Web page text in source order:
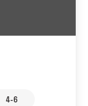
4-6